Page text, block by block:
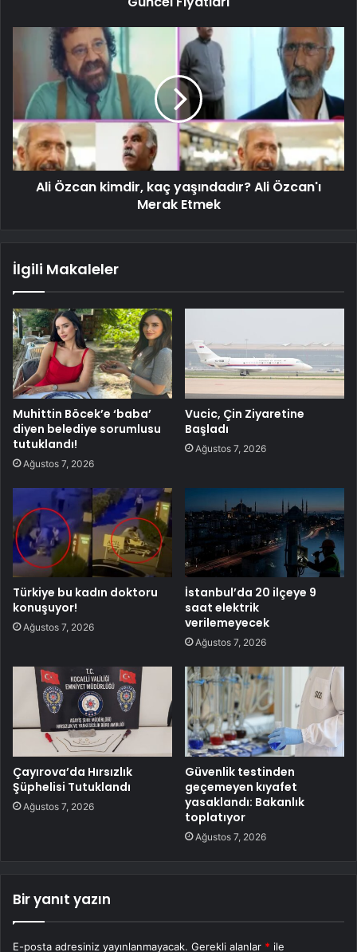
Ali Özcan kimdir, kaç yaşındadır? Ali Özcan'ı
Merak Etmek
İlgili Makaleler
Muhittin Böcek’e ‘baba’
diyen belediye sorumlusu
tutuklandı!
Ağustos 7, 2026
Vucic, Çin Ziyaretine
Başladı
Ağustos 7, 2026
Türkiye bu kadın doktoru
konuşuyor!
Ağustos 7, 2026
İstanbul’da 20 ilçeye 9
saat elektrik
verilemeyecek
Ağustos 7, 2026
Çayırova’da Hırsızlık
Şüphelisi Tutuklandı
Ağustos 7, 2026
Güvenlik testinden
geçemeyen kıyafet
yasaklandı: Bakanlık
toplatıyor
Ağustos 7, 2026
Bir yanıt yazın
E-posta adresiniz yayınlanmayacak. Gerekli alanlar * ile